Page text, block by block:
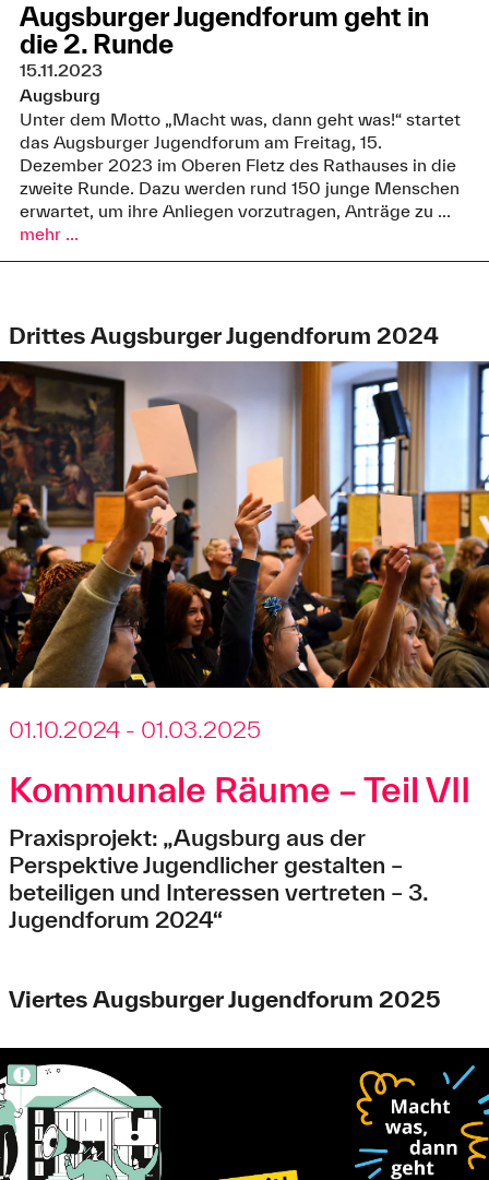
Augsburger Jugendforum geht in
die 2. Runde
15.11.2023
Augsburg
Unter dem Motto „Macht was, dann geht was!“ startet
das Augsburger Jugendforum am Freitag, 15.
Dezember 2023 im Oberen Fletz des Rathauses in die
zweite Runde. Dazu werden rund 150 junge Menschen
erwartet, um ihre Anliegen vorzutragen, Anträge zu ...
mehr ...
Drittes Augsburger Jugendforum 2024
01.10.2024 - 01.03.2025
Kommunale Räume – Teil VII
Praxisprojekt: „Augsburg aus der
Perspektive Jugendlicher gestalten –
beteiligen und Interessen vertreten – 3.
Jugendforum 2024“
Viertes Augsburger Jugendforum 2025